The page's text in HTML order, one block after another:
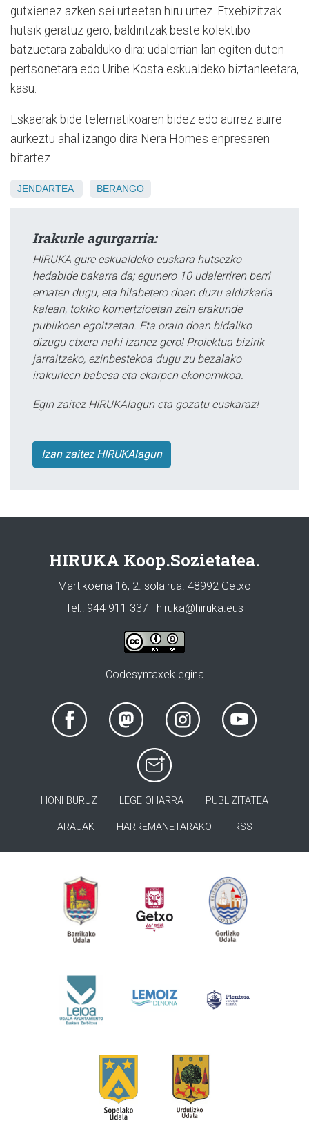
gutxienez azken sei urteetan hiru urtez. Etxebizitzak
hutsik geratuz gero, baldintzak beste kolektibo
batzuetara zabalduko dira: udalerrian lan egiten duten
pertsonetara edo Uribe Kosta eskualdeko biztanleetara,
kasu.
Eskaerak bide telematikoaren bidez edo aurrez aurre
aurkeztu ahal izango dira Nera Homes enpresaren
bitartez.
JENDARTEA BERANGO
Irakurle agurgarria:
HIRUKA gure eskualdeko euskara hutsezko
hedabide bakarra da; egunero 10 udalerriren berri
ematen dugu, eta hilabetero doan duzu aldizkaria
kalean, tokiko komertzioetan zein erakunde
publikoen egoitzetan. Eta orain doan bidaliko
dizugu etxera nahi izanez gero! Proiektua bizirik
jarraitzeko, ezinbestekoa dugu zu bezalako
irakurleen babesa eta ekarpen ekonomikoa.
Egin zaitez HIRUKAlagun eta gozatu euskaraz!
Izan zaitez HIRUKAlagun
HIRUKA Koop.Sozietatea.
Martikoena 16, 2. solairua. 48992 Getxo
Tel.: 944 911 337 · hiruka@hiruka.eus
Codesyntaxek egina
HONI BURUZ LEGE OHARRA PUBLIZITATEA
ARAUAK HARREMANETARAKO RSS